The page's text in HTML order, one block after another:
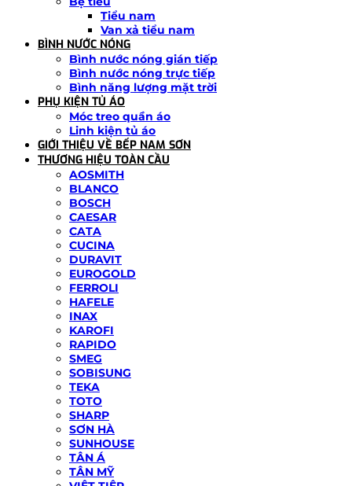
Tiểu nam
Van xả tiểu nam
BÌNH NƯỚC NÓNG
Bình nước nóng gián tiếp
Bình nước nóng trực tiếp
Bình năng lượng mặt trời
PHỤ KIỆN TỦ ÁO
Móc treo quần áo
Linh kiện tủ áo
GIỚI THIỆU VỀ BẾP NAM SƠN
THƯƠNG HIỆU TOÀN CẦU
AOSMITH
BLANCO
BOSCH
CAESAR
CATA
CUCINA
DURAVIT
EUROGOLD
FERROLI
HAFELE
INAX
KAROFI
RAPIDO
SMEG
SOBISUNG
TEKA
TOTO
SHARP
SƠN HÀ
SUNHOUSE
TÂN Á
TÂN MỸ